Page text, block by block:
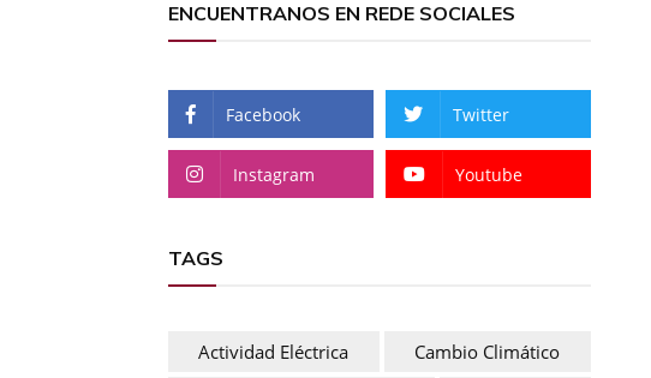
ENCUENTRANOS EN REDE SOCIALES
Facebook Twitter
Instagram Youtube
TAGS
Actividad Eléctrica
Cambio Climático